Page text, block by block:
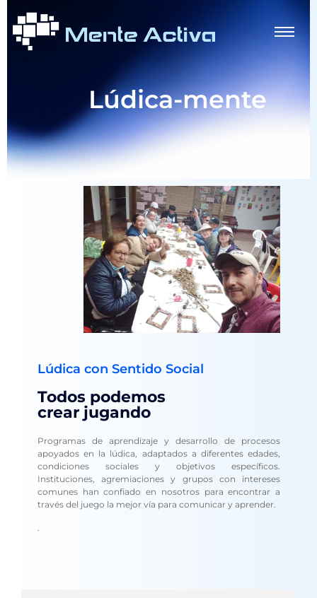
Lúdica-mente
Lúdica con Sentido Social
Todos podemos
crear jugando
Programas de aprendizaje y desarrollo de procesos
apoyados en la lúdica, adaptados a diferentes edades,
condiciones sociales y objetivos específicos.
Instituciones, agremiaciones y grupos con intereses
comunes han confiado en nosotros para encontrar a
través del juego la mejor vía para comunicar y aprender.